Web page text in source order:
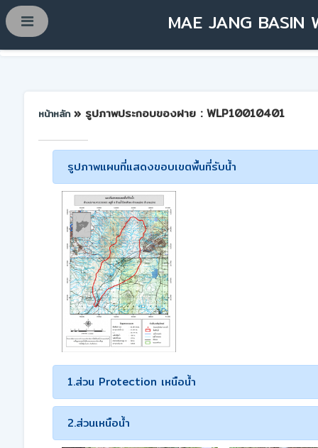
MAE JANG BASIN
หน้าหลัก » รูปภาพประกอบของฝาย : WLP10010401
รูปภาพแผนที่แสดงขอบเขตพื้นที่รับน้ำ
1.ส่วน Protection เหนือน้ำ
2.ส่วนเหนือน้ำ